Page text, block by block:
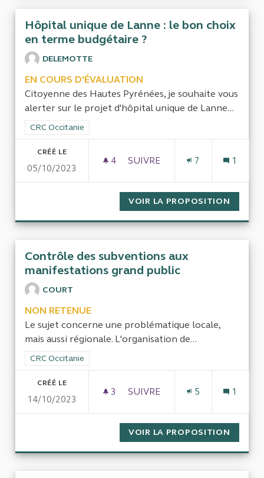
Hôpital unique de Lanne : le bon choix
en terme budgétaire ?
DELEMOTTE
EN COURS D'ÉVALUATION
Citoyenne des Hautes Pyrénées, je souhaite vous
alerter sur le projet d'hôpital unique de Lanne...
Filtrer les résultats de la catégorie : CRC Occitanie
CRC Occitanie
CRÉÉ LE
05/10/2023
4 4 ABONNÉS
SUIVRE
7 1
VOIR LA PROPOSITION
Contrôle des subventions aux
manifestations grand public
COURT
NON RETENUE
Le sujet concerne une problématique locale,
mais aussi régionale. L'organisation de...
Filtrer les résultats de la catégorie : CRC Occitanie
CRC Occitanie
CRÉÉ LE
14/10/2023
3 3 ABONNÉS
SUIVRE
5 1
VOIR LA PROPOSITION